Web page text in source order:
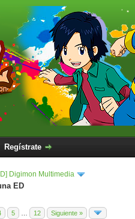
Regístrate
Digimon Multimedia
ED
5 12 Siguiente »